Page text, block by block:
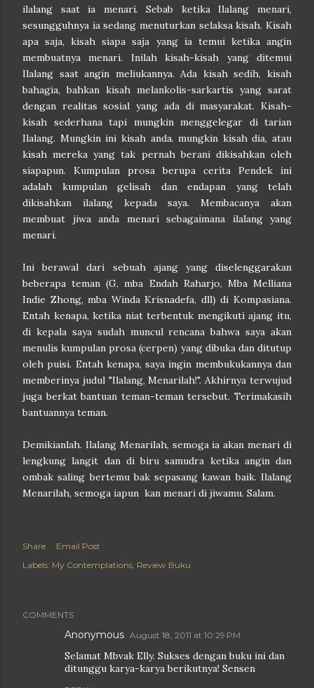
ilalang saat ia menari. Sebab ketika Ilalang menari,
sesungguhnya ia sedang menuturkan selaksa kisah. Kisah
apa saja, kisah siapa saja yang ia temui ketika angin
membuatnya menari. Inilah kisah-kisah yang ditemui
Ilalang saat angin meliukannya. Ada kisah sedih, kisah
bahagia, bahkan kisah melankolis-sarkartis yang sarat
dengan realitas sosial yang ada di masyarakat. Kisah-
kisah sederhana tapi mungkin menggelegar di tarian
Ilalang. Mungkin ini kisah anda. mungkin kisah dia, atau
kisah mereka yang tak pernah berani dikisahkan oleh
siapapun. Kumpulan prosa berupa cerita Pendek ini
adalah kumpulan gelisah dan endapan yang telah
dikisahkan ilalang kepada saya. Membacanya akan
membuat jiwa anda menari sebagaimana ilalang yang
menari.
Ini berawal dari sebuah ajang yang diselenggarakan
beberapa teman (G, mba Endah Raharjo, Mba Melliana
Indie Zhong, mba Winda Krisnadefa, dll) di Kompasiana.
Entah kenapa, ketika niat terbentuk mengikuti ajang itu,
di kepala saya sudah muncul rencana bahwa saya akan
menulis kumpulan prosa (cerpen) yang dibuka dan ditutup
oleh puisi. Entah kenapa, saya ingin membukukannya dan
memberinya judul "Ilalang, Menarilah!". Akhirnya terwujud
juga berkat bantuan teman-teman tersebut. Terimakasih
bantuannya teman.
Demikianlah. Ilalang Menarilah, semoga ia akan menari di
lengkung langit dan di biru samudra ketika angin dan
ombak saling bertemu bak sepasang kawan baik. Ilalang
Menarilah, semoga iapun kan menari di jiwamu. Salam.
Share
Email Post
Labels: My Contemplations Review Buku
COMMENTS
Anonymous August 18, 2011 at 10:29 PM
Selamat Mbvak Elly. Sukses dengan buku ini dan
ditunggu karya-karya berikutnya! Sensen